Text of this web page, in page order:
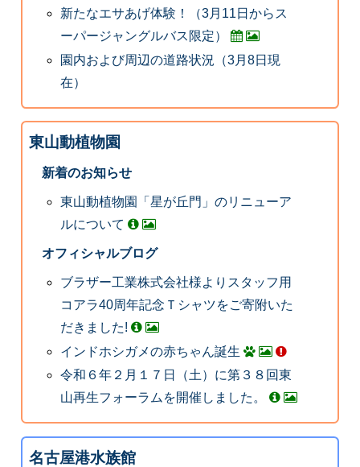
新たなエサあげ体験！（3月11日からス
ーパージャングルバス限定）
園内および周辺の道路状況（3月8日現
在）
東山動植物園
新着のお知らせ
東山動植物園「星が丘門」のリニューア
ルについて
オフィシャルブログ
ブラザー工業株式会社様よりスタッフ用
コアラ40周年記念Ｔシャツをご寄附いた
だきました!
インドホシガメの赤ちゃん誕生
令和６年２月１７日（土）に第３８回東
山再生フォーラムを開催しました。
名古屋港水族館